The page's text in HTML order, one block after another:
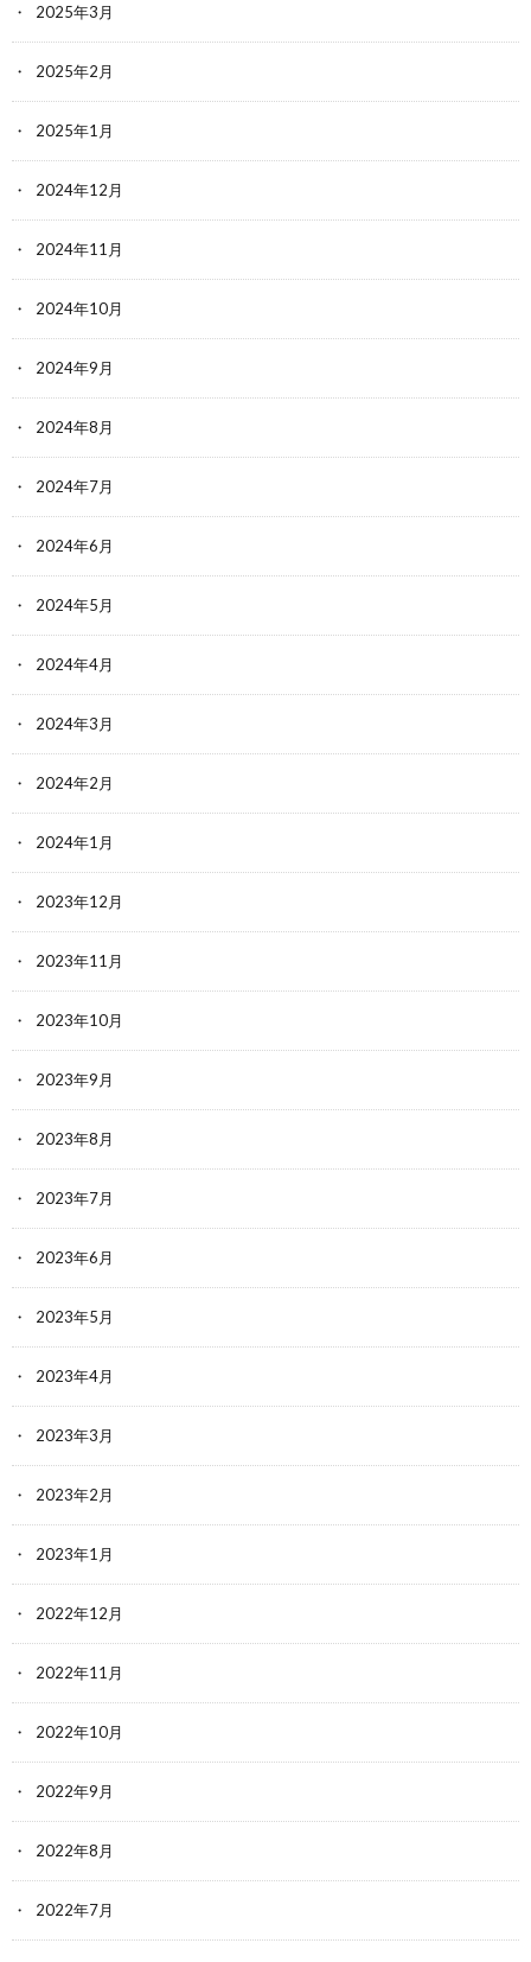
2025年3月
2025年2月
2025年1月
2024年12月
2024年11月
2024年10月
2024年9月
2024年8月
2024年7月
2024年6月
2024年5月
2024年4月
2024年3月
2024年2月
2024年1月
2023年12月
2023年11月
2023年10月
2023年9月
2023年8月
2023年7月
2023年6月
2023年5月
2023年4月
2023年3月
2023年2月
2023年1月
2022年12月
2022年11月
2022年10月
2022年9月
2022年8月
2022年7月